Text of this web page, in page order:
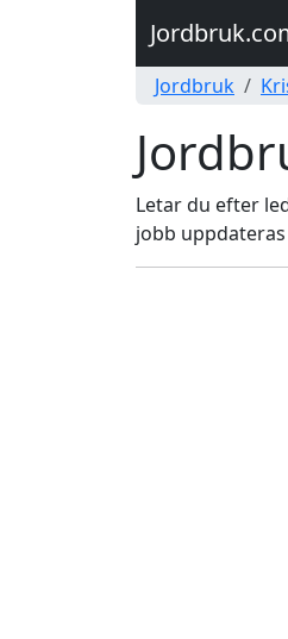
Jordbruk
Letar du efter
jobb